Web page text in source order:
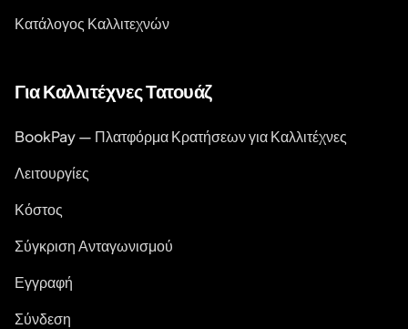
Κατάλογος Καλλιτεχνών
Για Καλλιτέχνες Τατουάζ
BookPay — Πλατφόρμα Κρατήσεων για Καλλιτέχνες
Λειτουργίες
Κόστος
Σύγκριση Ανταγωνισμού
Εγγραφή
Σύνδεση